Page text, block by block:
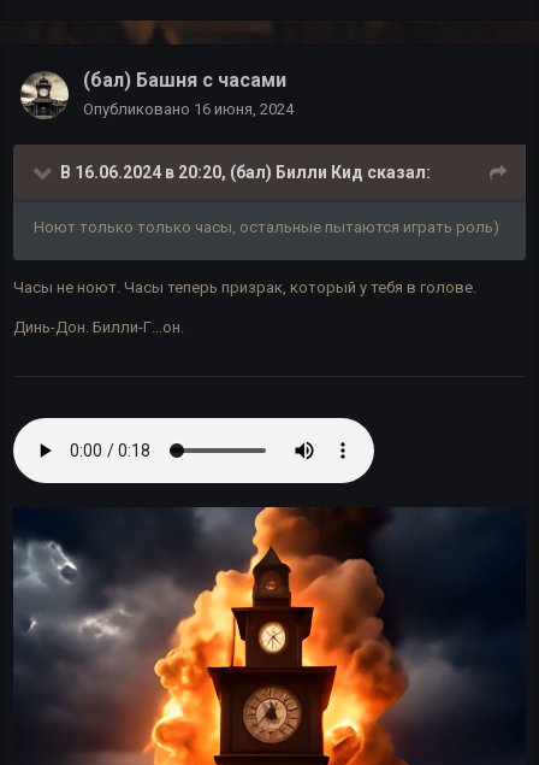
(бал) Башня с часами
Опубликовано 16 июня, 2024
В 16.06.2024 в 20:20, (бал) Билли Кид сказал:
Ноют только только часы, остальные пытаются играть роль)
Часы не ноют. Часы теперь призрак, который у тебя в голове.
Динь-Дон. Билли-Г...он.